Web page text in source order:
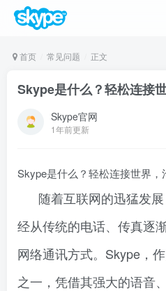
首页 常见问题 正文
Skype是什么？轻松连接
Skype官网
1年前更新
Skype是什么？轻松连接世界，
随着互联网的迅猛发
经从传统的电话、传真逐
网络通讯方式。Skype，
之一，凭借其强大的语音